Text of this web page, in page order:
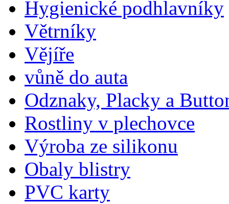
Hygienické podhlavníky
Větrníky
Vějíře
vůně do auta
Odznaky, Placky a
Rostliny v plechovce
Výroba ze silikonu
Obaly blistry
PVC karty